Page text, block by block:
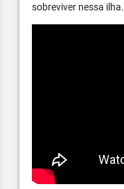
sobreviver nessa ilha.